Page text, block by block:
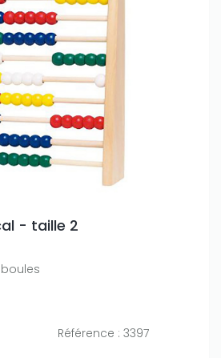
- taille 2
Référence : 3397